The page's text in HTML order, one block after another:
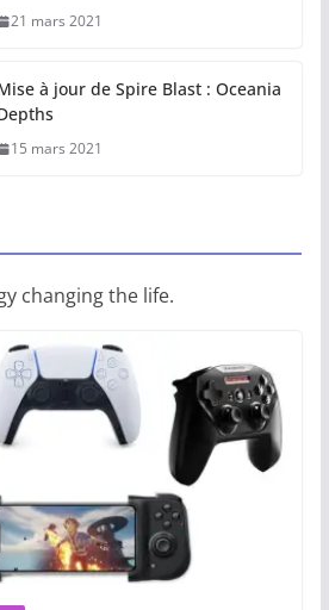
21 mars 2021
à jour de Spire Blast : Oceania
15 mars 2021
changing the life.